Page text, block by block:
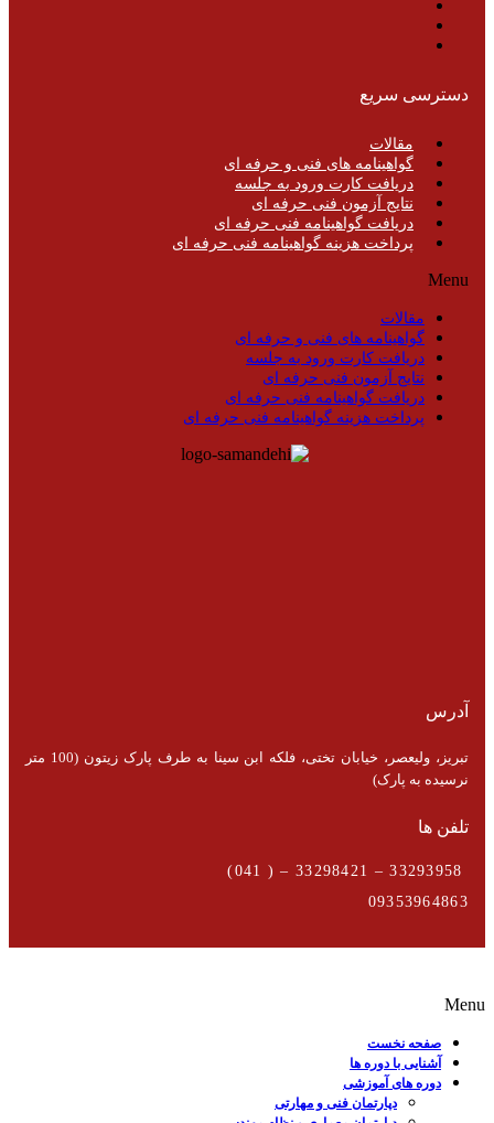
دسترسی سریع
مقالات
گواهینامه های فنی و حرفه ای
دریافت کارت ورود به جلسه
نتایج آزمون فنی حرفه ای
دریافت گواهینامه فنی حرفه ای
پرداخت هزینه گواهینامه فنی حرفه ای
Menu
مقالات
گواهینامه های فنی و حرفه ای
دریافت کارت ورود به جلسه
نتایج آزمون فنی حرفه ای
دریافت گواهینامه فنی حرفه ای
پرداخت هزینه گواهینامه فنی حرفه ای
آدرس
تبریز، ولیعصر، خیابان تختی، فلکه ابن سینا به طرف پارک زیتون (100 متر
نرسیده به پارک)
تلفن ها
09353964863
Menu
صفحه نخست
آشنایی با دوره ها
دوره های آموزشی
دپارتمان فنی و مهارتی